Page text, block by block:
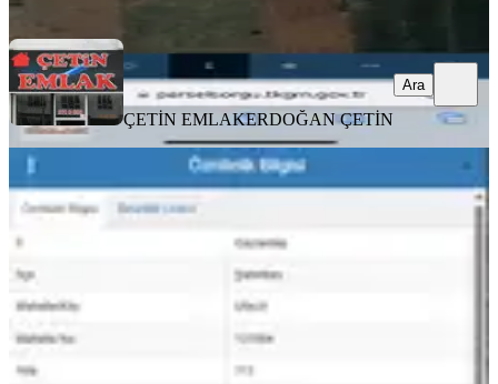
Ara
ÇETİN EMLAKERDOĞAN ÇETİN
Ara
Şenay Gayrimenkul-ufacık
Mahallesinde Meyve Ağaçlı Bağ
Gaziantep, Şahinbey
1.082/m²·